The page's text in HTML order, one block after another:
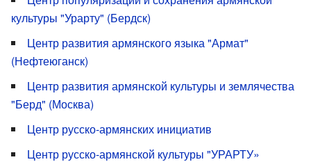
культуры "Урарту" (Бердск)
Центр развития армянского языка "Армат"
(Нефтеюганск)
Центр развития армянской культуры и землячества
"Берд" (Москва)
Центр русско-армянских инициатив
Центр русско-армянской культуры "УРАРТУ»